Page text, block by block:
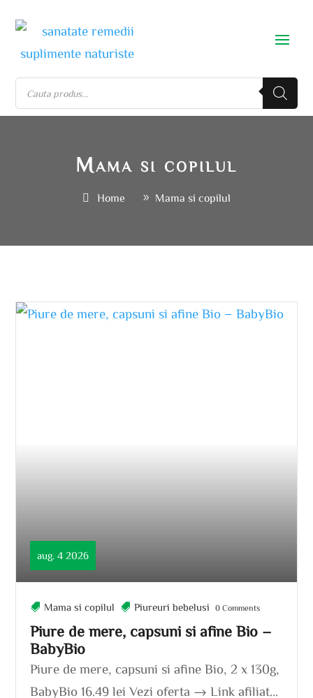
Mama si copilul
Home Mama si copilul
Piure de mere, capsuni si afine Bio –
BabyBio
aug. 4 2026
Mama si copilul Piureuri bebelusi 0 Comments
Piure de mere, capsuni si afine Bio, 2 x 130g,
BabyBio 16.49 lei Vezi oferta → Link afiliat...